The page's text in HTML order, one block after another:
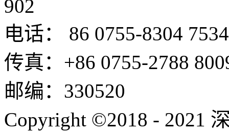
902
电话： 86 0755-8304 7534
传真：+86 0755-2788
邮编：330520
Copyright ©2018 - 2021